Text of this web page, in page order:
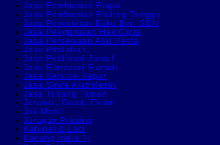
Jasa Pembuatan Pagar
Jasa Pembuatan Railing Tangga
Jasa Penerbitan Buku Ber-ISBN
Jasa Pengurusan Hak Cipta
Jasa Persewaan Alat Pesta
Jasa Pindahan
Jasa Publikasi Jurnal
Jasa Renovasi Rumah
Jasa Service Dapur
Jasa Sewa Alat/Mesin
Jasa Tukang Taman
Jerawat, Gatal, Eksim
Jok Mobil
Juragan Printing
Kabinet & Laci
Kacang India Tj